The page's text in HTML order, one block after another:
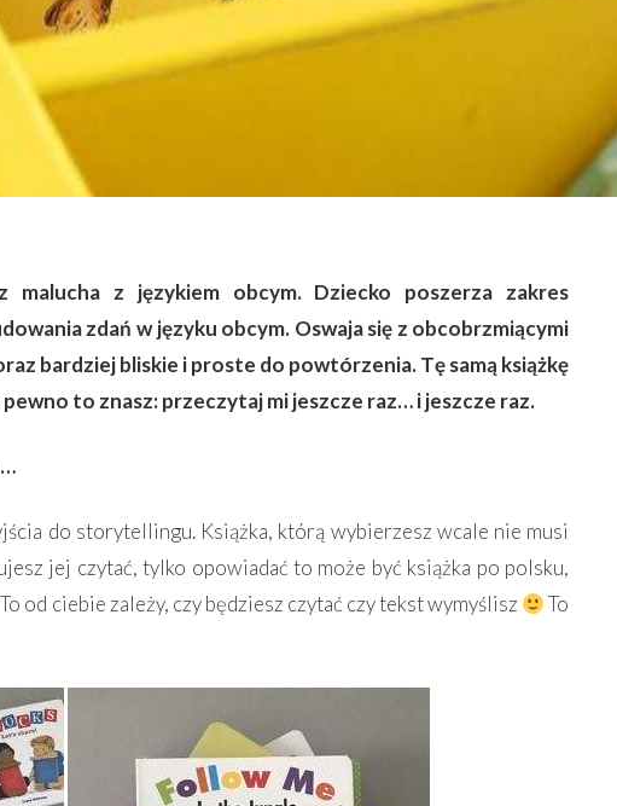
malucha z językiem obcym. Dziecko poszerza zakres
zdań w języku obcym. Oswaja się z obcobrzmiącymi
bardziej bliskie i proste do powtórzenia. Tę samą książkę
to znasz: przeczytaj mi jeszcze raz… i jeszcze raz.
do storytellingu. Książka, którą wybierzesz wcale nie musi
jej czytać, tylko opowiadać to może być książka po polsku,
od ciebie zależy, czy będziesz czytać czy tekst wymyślisz
To